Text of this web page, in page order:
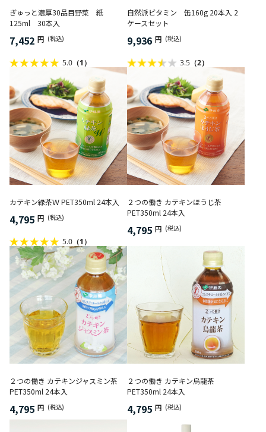
ぎゅっと濃厚30品目野菜 紙
125ml 30本入
7,452 円 (税込)
5.0 （1）
自然派ビタミン 缶160g 20本入 2
ケースセット
9,936 円 (税込)
3.5 （2）
カテキン緑茶Ｗ PET350ml 24本入
4,795 円 (税込)
5.0 （1）
２つの働き カテキンほうじ茶
PET350ml 24本入
4,795 円 (税込)
２つの働き カテキンジャスミン茶
PET350ml 24本入
4,795 円 (税込)
２つの働き カテキン烏龍茶
PET350ml 24本入
4,795 円 (税込)